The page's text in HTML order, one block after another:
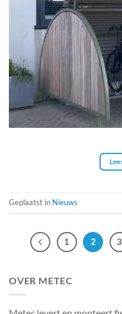
Geplaatst in Nieuws
1 2 3
OVER METEC